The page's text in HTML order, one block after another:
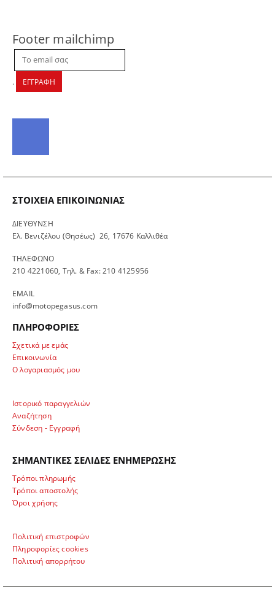
Footer mailchimp
. ΕΓΓΡΑΦΗ
ΣΤΟΙΧΕΊΑ ΕΠΙΚΟΙΝΩΝΊΑΣ
ΔΙΕΥΘΥΝΣΗ
Ελ. Βενιζέλου (Θησέως) 26, 17676 Καλλιθέα
ΤΗΛΕΦΩΝΟ
210 4221060, Τηλ. & Fax: 210 4125956
EMAIL
info@motopegasus.com
ΠΛΗΡΟΦΟΡΙΕΣ
Σχετικά με εμάς
Επικοινωνία
Ο λογαριασμός μου
Ιστορικό παραγγελιών
Αναζήτηση
Σύνδεση - Εγγραφή
ΣΗΜΑΝΤΙΚΕΣ ΣΕΛΙΔΕΣ ΕΝΗΜΕΡΩΣΗΣ
Τρόποι πληρωμής
Τρόποι αποστολής
Όροι χρήσης
Πολιτική επιστροφών
Πληροφορίες cookies
Πολιτική απορρήτου